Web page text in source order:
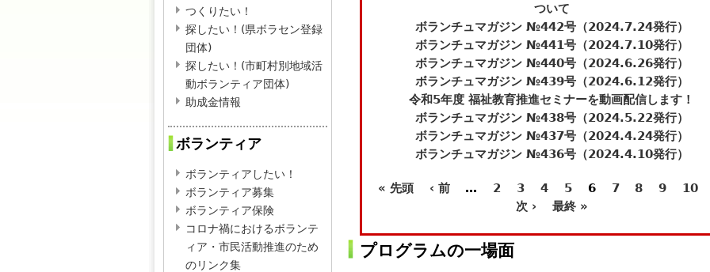
d
e
m
a
ついて
ボランチュマガジン №442号（2024.7.24発行）
ボランチュマガジン №441号（2024.7.10発行）
ボランチュマガジン №440号（2024.6.26発行）
ボランチュマガジン №439号（2024.6.12発行）
令和5年度 福祉教育推進セミナーを動画配信します！
ボランチュマガジン №438号（2024.5.22発行）
ボランチュマガジン №437号（2024.4.24発行）
ボランチュマガジン №436号（2024.4.10発行）
ペ
ジ
« 先頭 ‹ 前 … 2 3 4 5 6 7 8 9
10
次 ›
最終 »
プログラムの一場面
つくりたい！
探したい！(県ボラセン登録
団体)
探したい！(市町村別地域活
動ボランティア団体)
助成金情報
ボランティア
ボランティアしたい！
ボランティア募集
ボランティア保険
コロナ禍におけるボランテ
ィア・市民活動推進のため
のリンク集